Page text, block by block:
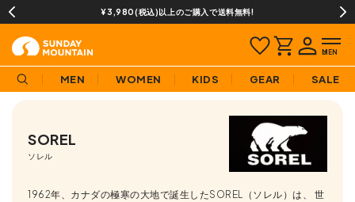
¥3,980(税込)以上のご購入で送料無料!
MEN WOMEN KIDS GEAR SALE
SOREL
ソレル
1962年、カナダの極寒の大地で誕生したSOREL（ソレル）は、 世